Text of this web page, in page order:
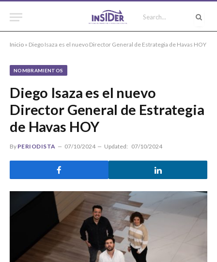
Inicio » Diego Isaza es el nuevo Director General de Estrategia de Havas HOY
NOMBRAMIENTOS
Diego Isaza es el nuevo
Director General de Estrategia
de Havas HOY
By PERIODISTA 07/10/2024 Updated: 07/10/2024